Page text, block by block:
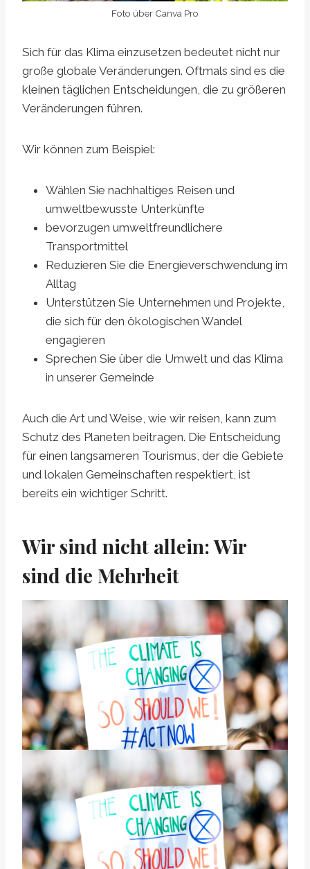
Foto über Canva Pro
Sich für das Klima einzusetzen bedeutet nicht nur
große globale Veränderungen. Oftmals sind es die
kleinen täglichen Entscheidungen, die zu größeren
Veränderungen führen.
Wir können zum Beispiel:
Wählen Sie nachhaltiges Reisen und
umweltbewusste Unterkünfte
bevorzugen umweltfreundlichere
Transportmittel
Reduzieren Sie die Energieverschwendung im
Alltag
Unterstützen Sie Unternehmen und Projekte,
die sich für den ökologischen Wandel
engagieren
Sprechen Sie über die Umwelt und das Klima
in unserer Gemeinde
Auch die Art und Weise, wie wir reisen, kann zum
Schutz des Planeten beitragen. Die Entscheidung
für einen langsameren Tourismus, der die Gebiete
und lokalen Gemeinschaften respektiert, ist
bereits ein wichtiger Schritt.
Wir sind nicht allein: Wir
sind die Mehrheit